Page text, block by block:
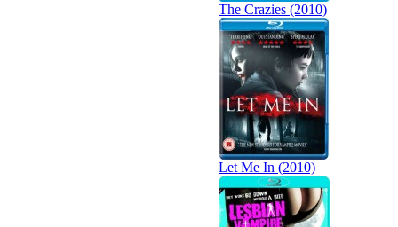
The Crazies (2010)
Let Me In (2010)